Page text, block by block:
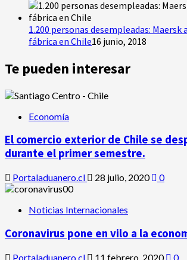
1.200 personas desempleadas: Maersk
fábrica en Chile16 junio, 2018
Te pueden interesar
Economía
El comercio exterior de Chile se
durante el primer semestre.
Portaladuanero.cl 28 julio, 2020 0
Noticias Internacionales
Coronavirus pone en vilo a la
Portaladuanero.cl 11 febrero, 2020 0